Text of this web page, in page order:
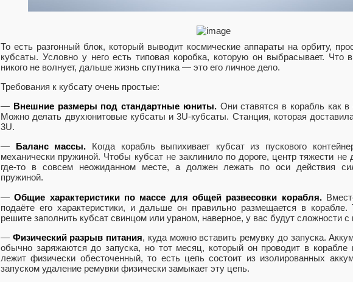
То есть разгонный блок, который выводит космические аппараты на орбиту,
кубсаты. Условно у него есть типовая коробка, которую он выбрасывает. Что
никого не волнует, дальше жизнь спутника — это его личное дело.
Требования к кубсату очень простые:
— Внешние размеры под стандартные юниты.Они ставятся в корабль как в
Можно делать двухюнитовые кубсаты и 3U-кубсаты. Станция, которая
3U.
—
Баланс массы. Когда корабль выпихивает кубсат из пускового
механически пружиной. Чтобы кубсат не заклинило по дороге, центр тяжести не
где-то в совсем неожиданном месте, а должен лежать по оси действия
пружиной.
—Общие характеристики по массе для общей развесовки корабля.
подаёте его характеристики, и дальше он правильно размещается в
решите заполнить кубсат свинцом или ураном, наверное, у вас будут сложности с
— Физический разрыв питания, куда можно вставить ремувку до запуска.
обычно заряжаются до запуска, но тот месяц, который он проводит в корабле
лежит физически обесточенный, то есть цепь состоит из изолированных
запуском удаление ремувки физически замыкает эту цепь.